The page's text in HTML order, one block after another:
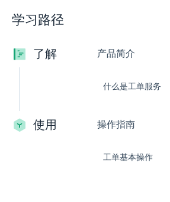
学习路径
了解 产品简介
什么是工单服务
使用 操作指南
工单基本操作